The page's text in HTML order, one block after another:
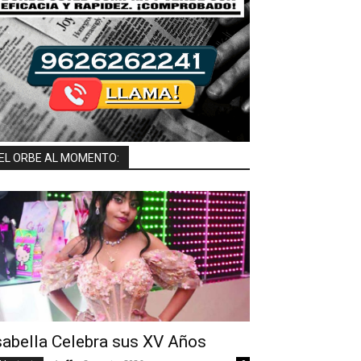
ORBE AL MOMENTO:
Celebra sus XV Años